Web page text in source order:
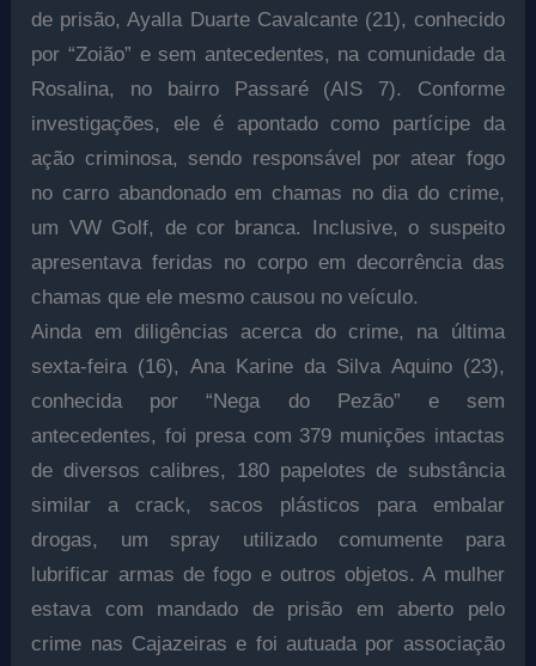
de prisão, Ayalla Duarte Cavalcante (21), conhecido
por “Zoião” e sem antecedentes, na comunidade da
Rosalina, no bairro Passaré (AIS 7). Conforme
investigações, ele é apontado como partícipe da
ação criminosa, sendo responsável por atear fogo
no carro abandonado em chamas no dia do crime,
um VW Golf, de cor branca. Inclusive, o suspeito
apresentava feridas no corpo em decorrência das
chamas que ele mesmo causou no veículo.
Ainda em diligências acerca do crime, na última
sexta-feira (16), Ana Karine da Silva Aquino (23),
conhecida por “Nega do Pezão” e sem
antecedentes, foi presa com 379 munições intactas
de diversos calibres, 180 papelotes de substância
similar a crack, sacos plásticos para embalar
drogas, um spray utilizado comumente para
lubrificar armas de fogo e outros objetos. A mulher
estava com mandado de prisão em aberto pelo
crime nas Cajazeiras e foi autuada por associação